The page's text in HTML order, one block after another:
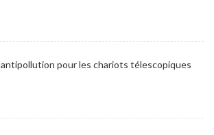
pour les chariots télescopiques